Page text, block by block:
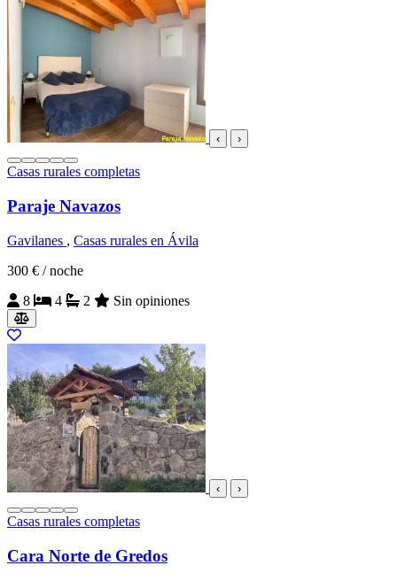
‹ ›
Casas rurales completas
Paraje Navazos
Gavilanes , Casas rurales en Ávila
300 € / noche
8
4 2 Sin opiniones
‹ ›
Casas rurales completas
Cara Norte de Gredos